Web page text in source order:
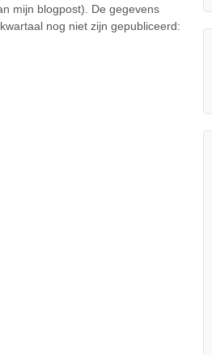
mijn blogpost). De gegevens
nog niet zijn gepubliceerd: